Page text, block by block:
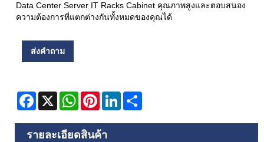
Data Center Server IT Racks Cabinet คุณภาพสูงและตอบสนอง
ความต้องการที่แตกต่างกันทั้งหมดของคุณได้
ส่งคำถาม
Facebook
X WhatsAppPinterestLinkedIn
รายละเอียดสินค้า